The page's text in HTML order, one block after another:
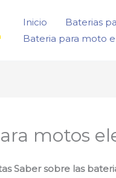
Inicio Baterias
Bateria para moto
motos
Saber sobre las